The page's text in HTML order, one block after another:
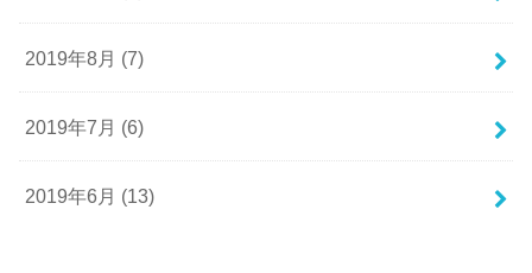
2019年8月 (7)
2019年7月 (6)
2019年6月 (13)